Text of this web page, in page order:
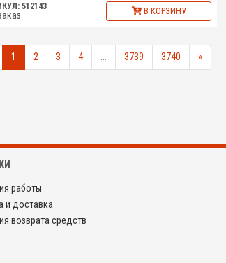
512143 В КОРЗИНУ
1 2 3 4 ... 3739 3740 »
работы
и доставка
возврата средств